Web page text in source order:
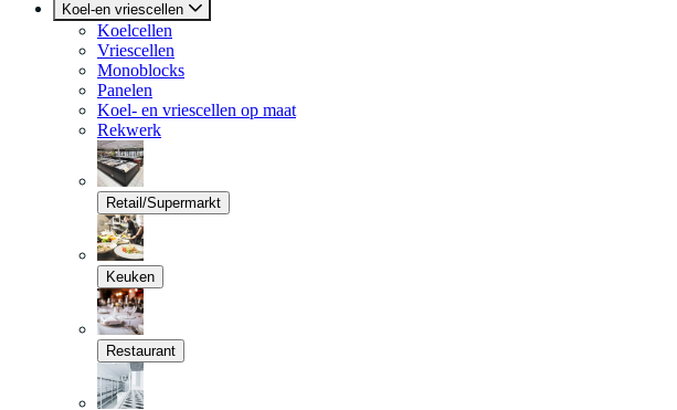
Koel-en vriescellen
Koelcellen
Vriescellen
Monoblocks
Panelen
Koel- en vriescellen op maat
Rekwerk
Retail/Supermarkt
Keuken
Restaurant